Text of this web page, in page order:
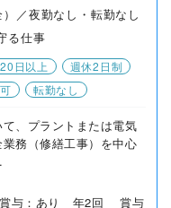
／夜勤なし・転勤なし
る仕事
日以上
週休2日制
転勤なし
、プラントまたは電気
務（修繕工事）を中心
賞与：あり 年2回 賞与